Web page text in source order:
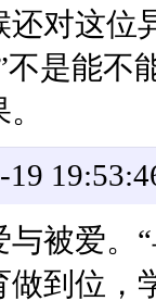
对这位
不是能
与被爱。
做到位